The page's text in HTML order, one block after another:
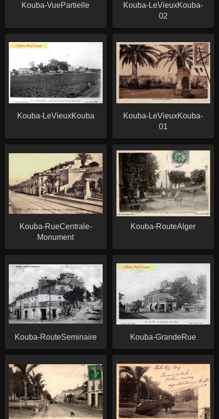
Kouba-VuePartielle
Kouba-LeVieuxKouba-
02
Kouba-LeVieuxKouba
Kouba-LeVieuxKouba-
01
Kouba-RueCentrale-
Monument
Kouba-RouteAlger
Kouba-RouteSeminaire Kouba-GrandeRue